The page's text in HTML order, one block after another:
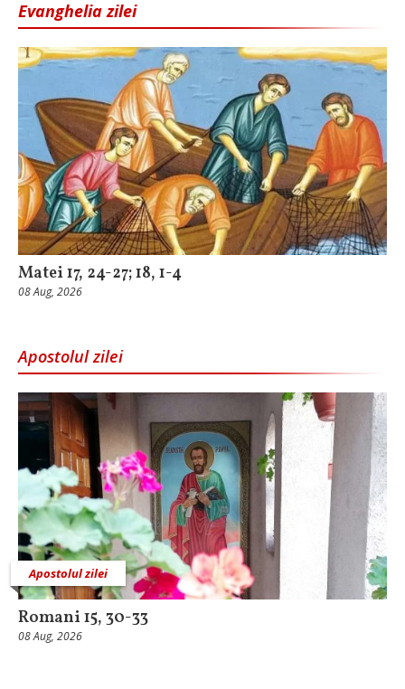
Evanghelia zilei
Matei 17, 24-27; 18, 1-4
08 Aug, 2026
Apostolul zilei
Apostolul zilei
Romani 15, 30-33
08 Aug, 2026